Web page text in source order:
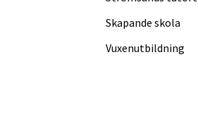
Skapande skola
Vuxen­utbildning